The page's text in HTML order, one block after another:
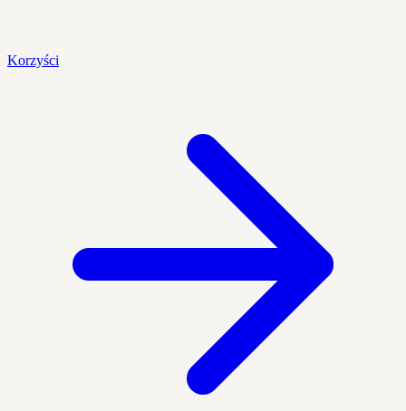
Korzyści